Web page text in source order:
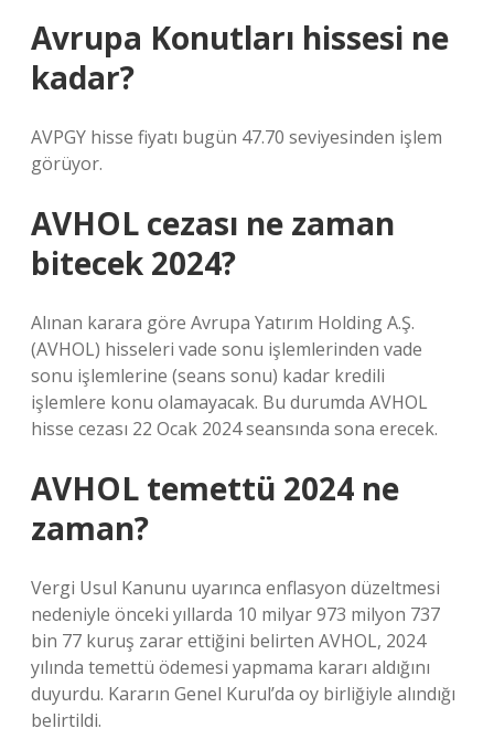
Avrupa Konutları hissesi ne
kadar?
AVPGY hisse fiyatı bugün 47.70 seviyesinden işlem
görüyor.
AVHOL cezası ne zaman
bitecek 2024?
Alınan karara göre Avrupa Yatırım Holding A.Ş.
(AVHOL) hisseleri vade sonu işlemlerinden vade
sonu işlemlerine (seans sonu) kadar kredili
işlemlere konu olamayacak. Bu durumda AVHOL
hisse cezası 22 Ocak 2024 seansında sona erecek.
AVHOL temettü 2024 ne
zaman?
Vergi Usul Kanunu uyarınca enflasyon düzeltmesi
nedeniyle önceki yıllarda 10 milyar 973 milyon 737
bin 77 kuruş zarar ettiğini belirten AVHOL, 2024
yılında temettü ödemesi yapmama kararı aldığını
duyurdu. Kararın Genel Kurul’da oy birliğiyle alındığı
belirtildi.